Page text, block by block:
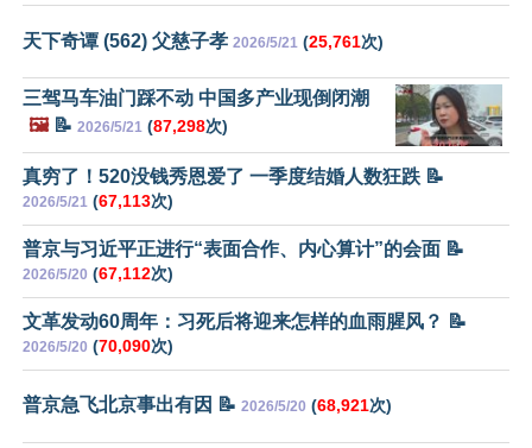
天下奇谭 (562) 父慈子孝 2026/5/21 (25,761次)
三驾马车油门踩不动 中国多产业现倒闭潮
🖼️📝 2026/5/21 (87,298次)
真穷了！520没钱秀恩爱了 一季度结婚人数狂跌 📝
2026/5/21 (67,113次)
普京与习近平正进行“表面合作、内心算计”的会面 📝
2026/5/20 (67,112次)
文革发动60周年：习死后将迎来怎样的血雨腥风？ 📝
2026/5/20 (70,090次)
普京急飞北京事出有因 📝 2026/5/20 (68,921次)